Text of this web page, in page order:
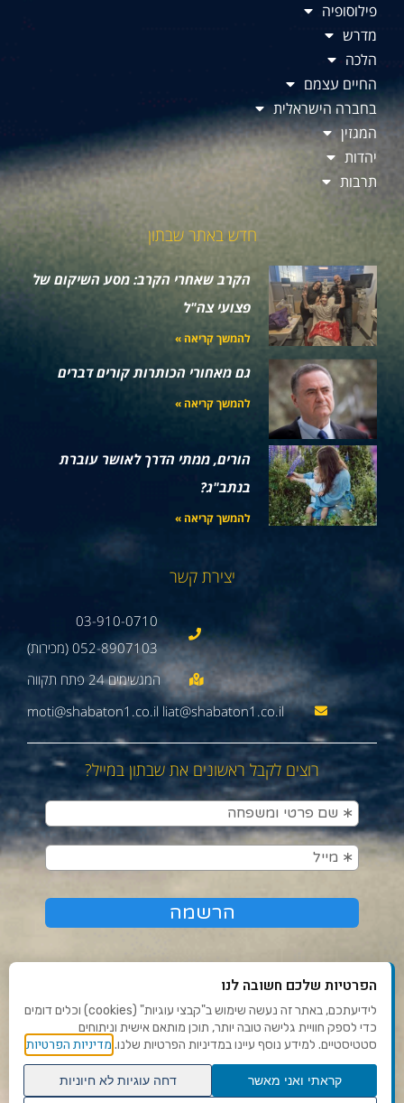
פילוסופיה
מדרש
הלכה
החיים עצמם
בחברה הישראלית
המגזין
יהדות
תרבות
חדש באתר שבתון
הקרב שאחרי הקרב: מסע השיקום של
פצועי צה"ל
להמשך קריאה »
גם מאחורי הכותרות קורים דברים
להמשך קריאה »
הורים, ממתי הדרך לאושר עוברת
בנתב"ג?
להמשך קריאה »
יצירת קשר
03-910-0710
052-8907103 (מכירות)
moti@shabaton1.co.il liat@shabaton1.co.il
רוצים לקבל ראשונים את שבתון במייל?
תנאי שימוש ומדיניות פרטיות
פנו אלינו
הצהרת נגישות
הפרטיות שלכם חשובה לנו
לידיעתכם, באתר זה נעשה שימוש ב"קבצי עוגיות" (cookies) וכלים דומים
כדי לספק חוויית גלישה טובה יותר, תוכן מותאם אישית וניתוחים
סטטיסטיים. למידע נוסף עיינו במדיניות הפרטיות שלנו. מדיניות הפרטיות
קראתי ואני מאשר דחה עוגיות לא חיוניות